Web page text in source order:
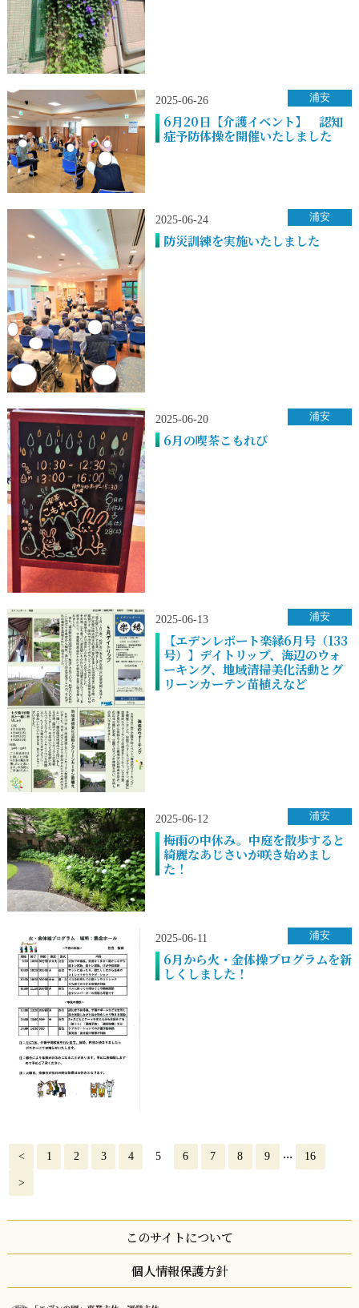
2025-06-26
6月20日【介護イベント】 認知
症予防体操を開催いたしました
浦安
2025-06-24
防災訓練を実施いたしました
浦安
2025-06-20
6月の喫茶こもれび
浦安
2025-06-13
【エデンレポート楽縁6月号（133
号）】デイトリップ、海辺のウォ
ーキング、地域清掃美化活動とグ
リーンカーテン苗植えなど
浦安
2025-06-12
梅雨の中休み。中庭を散歩すると
綺麗なあじさいが咲き始めまし
た！
浦安
2025-06-11
6月から火・金体操プログラムを新
しくしました！
浦安
< 1 2 3 4 5 6 7 8 9 ... 16
>
このサイトについて
個人情報保護方針